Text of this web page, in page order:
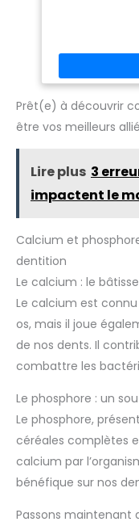
- liqueur
résultant est
sachet permet une
EN FRANCE :
atelier à Lyon -
thés et plantes
pharmacie et en
prépare les
Prêt(e) à découvrir
être vos meilleurs
Lire plus 3
impactent le
Calcium et
dentition
Le calcium : le
Le calcium est
os, mais il joue
de nos dents. Il
combattre les
Le phosphore : un
Le phosphore,
céréales complètes
calcium par
bénéfique sur nos
Passons maintenant